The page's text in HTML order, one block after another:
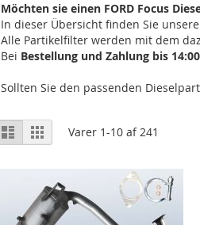
Möchten sie einen FORD Focus
In dieser Übersicht finden Sie
Alle Partikelfilter werden mit dem
Bei Bestellung und Zahlung bis
Sollten Sie den passenden
Vis
som
Liste GitterVarer 1-10 af241